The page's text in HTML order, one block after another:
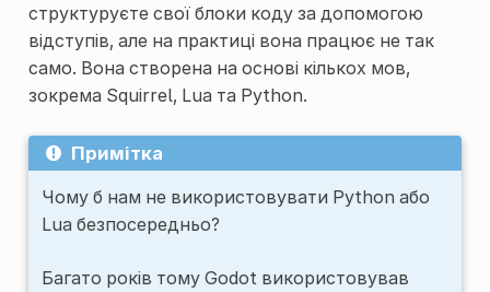
структуруєте свої блоки коду за допомогою
відступів, але на практиці вона працює не так
само. Вона створена на основі кількох мов,
зокрема Squirrel, Lua та Python.
Примітка
Чому б нам не використовувати Python або
Lua безпосередньо?
Багато років тому Godot використовував